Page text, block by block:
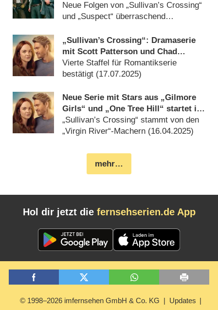
Staffel enthüllt
Neue Folgen von „Sullivan’s Crossing“
und „Suspect“ überraschend
„Sullivan’s Crossing“: Dramaserie
mit Scott Patterson und Chad
Michael Murray verlängert
Vierte Staffel für Romantikserie
bestätigt (17.07.2025)
Neue Serie mit Stars aus „Gilmore
Girls“ und „One Tree Hill“ startet in
Deutschland
„Sullivan’s Crossing“ stammt von den
„Virgin River“-Machern (16.04.2025)
mehr…
Hol dir jetzt die fernsehserien.de App
© 1998–2026 imfernsehen GmbH & Co. KG Updates